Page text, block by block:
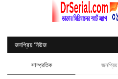
জনপ্রিয় নিউজ
সাম্প্রতিক জনপ্রিয়